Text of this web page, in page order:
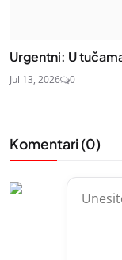
Urgentni: U
Jul 13, 2026 0
Komentari (0)